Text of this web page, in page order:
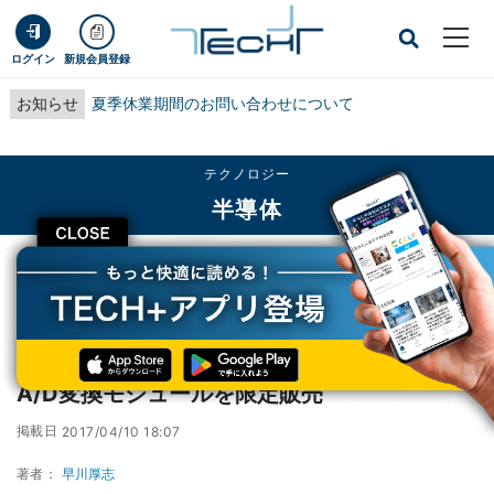
ログイン 新規会員登録
お知らせ 夏季休業期間のお問い合わせについて
CLOSE
テクノロジー
半導体
TECH+ テクノロジー
半導体
メカトラックス、Raspberry Pi専用の高精度A/D変換モジュールを限定販売
メカトラックス、Raspberry Pi専用の高精度
A/D変換モジュールを限定販売
掲載日 2017/04/10 18:07
著者： 早川厚志